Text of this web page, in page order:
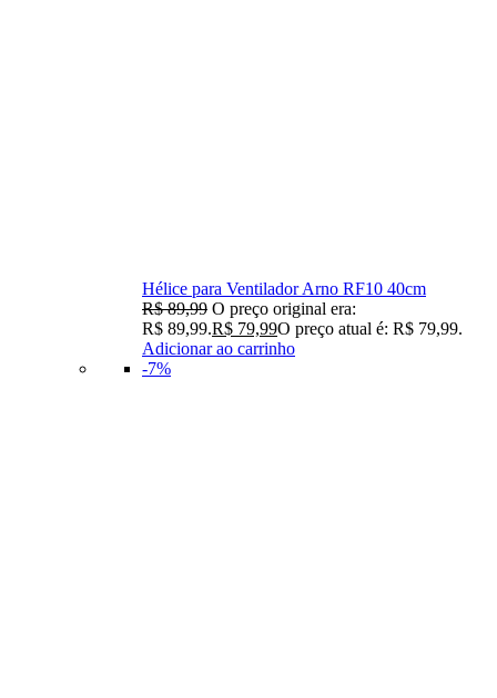
Hélice para Ventilador Arno RF10 40cm
R$89,99 O preço original era:
R$ 89,99.R$ 79,99O preço atual é: R$ 79,99.
Adicionar ao carrinho
-7%